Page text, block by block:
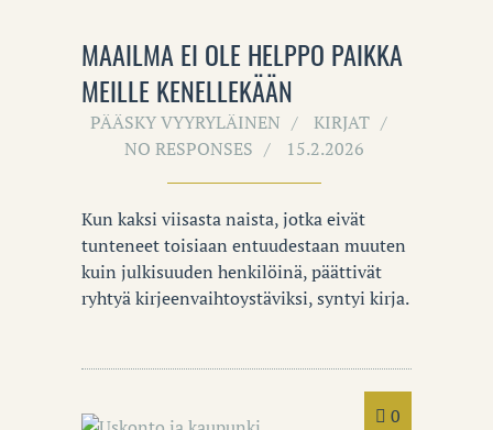
MAAILMA EI OLE HELPPO PAIKKA
MEILLE KENELLEKÄÄN
PÄÄSKY VYYRYLÄINEN
KIRJAT
NO RESPONSES
15.2.2026
Kun kaksi viisasta naista, jotka eivät
tunteneet toisiaan entuudestaan muuten
kuin julkisuuden henkilöinä, päättivät
ryhtyä kirjeenvaihtoystäviksi, syntyi kirja.
0